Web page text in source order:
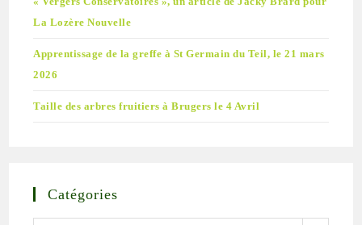
La Lozère Nouvelle
Apprentissage de la greffe à St Germain du Teil, le 21 mars
2026
Taille des arbres fruitiers à Brugers le 4 Avril
Catégories